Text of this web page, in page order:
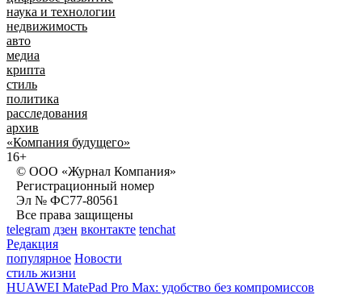
наука и технологии
недвижимость
авто
медиа
крипта
стиль
политика
расследования
архив
«Компания будущего»
16+
© ООО «Журнал Компания»
Регистрационный номер
Эл № ФС77-80561
Все права защищены
telegram дзен вконтакте tenchat
Редакция
популярное Новости
стиль жизни
HUAWEI MatePad Pro Max: удобство без компромиссов